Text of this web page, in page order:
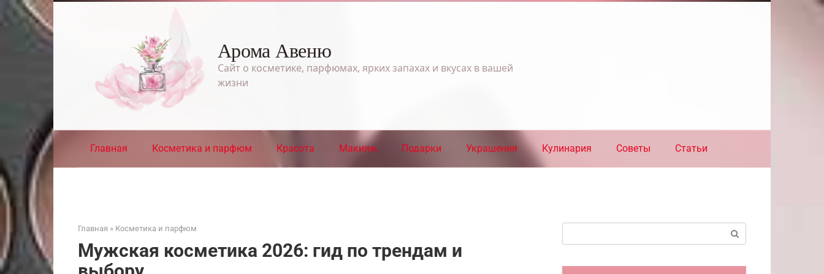
Перейти
к
контенту
Арома Авеню
Сайт о косметике, парфюмах, ярких запахах и вкусах в вашей
жизни
Главная Косметика и парфюм Красота Макияж Подарки Украшения Кулинария Советы Статьи
Главная » Косметика и парфюм
Мужская косметика 2026: гид по трендам и